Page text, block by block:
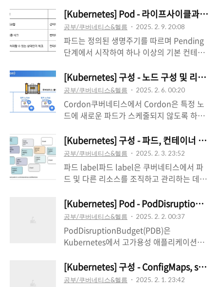
류의 리소스를 자유롭게 정의할 수 있도록 지
원합니다. 애플리케이..
이스 내에서 리소스에 대한 접근 권한을 정의
합니다. 예를 들어 특정 네임스페이스의 파드
를 읽기 권한을 가진 역할을 정의할 수 있습
니다.클러스터 역할은 클러스터 전체 범위의
리소스에 대한 접근 권한을 정의합니다. 예를
을 가진 클러스터 역할을 정의할 수 있습니
다.rules 필드를 ..
계층)에서 제어하기 위한 규칙을 정의합니다.
NetworkPolicy를 사용하려면 클러스터가
NetworkPolicy 시행을 지원하는 네트워크
플러그인을 사용해야 합니다.핵심은 TCP,
UDP, SCTP 프로토콜에 대해 IP 주소 또는
포트 레벨에서 트래픽 흐름을 제어하려면
Kubernetes NetworkPolicy를 고려할 수
있습니다. NetworkPolicy는 애플리케이션
중심의 구조로 파드가 네트워크 "엔터티"(일
반적인 "엔드포인트" 및 "서비스"와 같은
터티"라는 단어를 사용)와 어떻게 통신할 ..
[Kubernetes] Pod - 라이프사이클과 컨
공부/쿠버네티스&헬름 2025. 2. 9. 20:08
파드는 정의된 생명주기를 따르며 Pending
단계에서 시작하여 하나 이상의 기본 컨테이
거쳐 파드 내의 컨테이너 중 하나라도 실패로
종료되면 Succeeded 또는 Failed 단계 중
하나를 거칩니다.개별 애플리케이션 컨테이
너와 마찬가지로 파드는 비교적 일시적인(내
구성이 없는) 엔터티로 간주됩니다. 파드는
생성되고 고유 ID(UID)가 할당되며 종료(재
시작 정책에 따름) 또는 삭제될 때까지 노드
에서 실행되도록 예약됩니다. 만약 노드가 죽
으면 해당 노드에서 실행 중이거나 실행 예정
인 파드는 삭제 대상으로 표시됩니다. 컨트롤
표시합니다.파드 수명파드는 수명 주기 동안
단 한 번만 스케줄링됩니다. 특정 노드에 파
드를 ..
[Kubernetes] 구성 - 노드 구성 및 리소스
공부/쿠버네티스&헬름 2025. 2. 6. 00:20
Cordon쿠버네티스에서 Cordon은 특정 노
드에 새로운 파드가 스케줄되지 않도록 하는
해결하기 전에 해당 노드에서 실행 중인 파드
들을 다른 노드로 안전하게 이동시키기 위해
사용됩니다.작동 방식Cordon 명령을 실행하
면 해당 노드의 스케줄링 기능이 비활성화됩
니다. 즉, 쿠버네티스 스케줄러는 Cordon된
노드에 새로운 파드를 할당하지 않습니다. 또
한 Cordon은 이미 실행 중인 파드에는 영향
을 주지 않습니다. 파드들은 계속해서 실행되
지만 새로운 파드는 해당 노드에 생성되지 않
습니다.사용 시나리오노드 유지보수: 하드웨
노드 유지보수를 수행하기 전에 Cordon을
사용하여 새로운 파드가 해당 노드에 배포되
[Kubernetes] 구성 - 파드, 컨테이너 구성
공부/쿠버네티스&헬름 2025. 2. 3. 23:52
파드 label파드 label은 쿠버네티스에서 파
드 및 다른 리소스를 조직하고 관리하는 데
으로 리소스에 연결되며, label selector를
사용하여 다른 워크로드 리소스에서 분류하
고 선택하는 데 활용됩니다. apiVersion:
v1kind: Podmetadata: name: my-app-
pod labels: app: my-app env:
production version: 1.0 tier:
frontendspec: containers: - name: my-
app-container image: nginx:latest
[Kubernetes] Pod -
공부/쿠버네티스&헬름 2025. 2. 2. 00:37
PodDisruptionBudget(PDB)은
Kubernetes에서 고가용성 애플리케이션을
PDB는 애플리케이션의 파드가 중단되는 상
황을 관리하고 최소한의 가용성을 보장하는
[Kubernetes] 구성 - ConfigMaps,
공부/쿠버네티스&헬름 2025. 2. 1. 23:42